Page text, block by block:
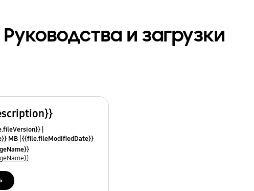
Руководства и загрузки
MB {{file.fileModifiedDate}}